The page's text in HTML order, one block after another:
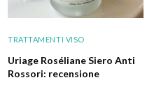
TRATTAMENTI VISO
Uriage Roséliane Siero Anti
Rossori: recensione